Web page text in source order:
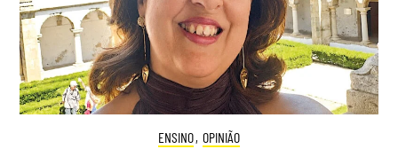
ENSINO, OPINIÃO